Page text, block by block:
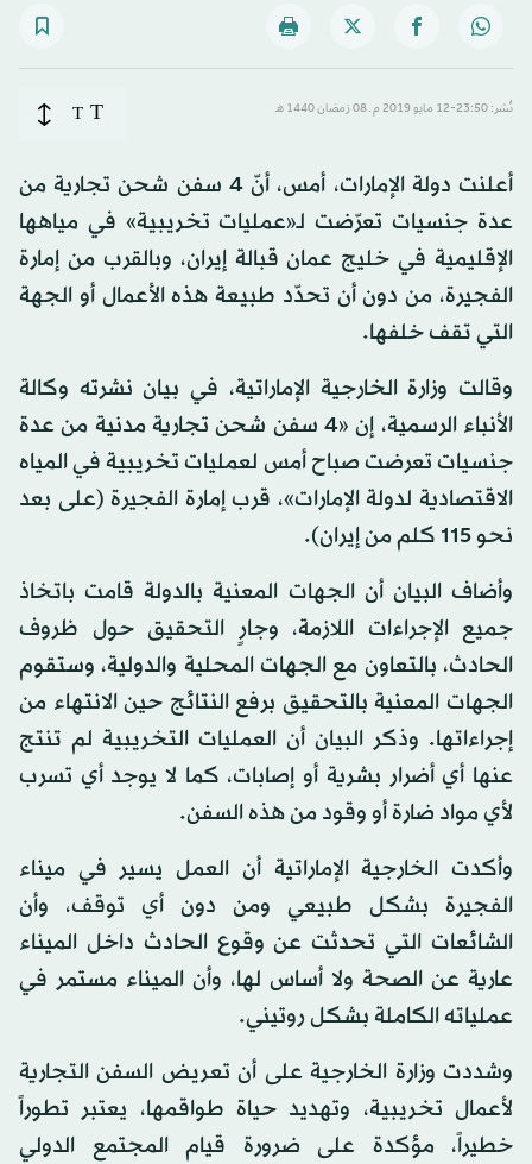
نُشر: 23:50-12 مايو 2019 م ـ 08 رَمضان 1440 هـ T
T
أعلنت دولة الإمارات، أمس، أنّ 4 سفن شحن تجارية من
عدة جنسيات تعرّضت لـ«عمليات تخريبية» في مياهها
الإقليمية في خليج عمان قبالة إيران، وبالقرب من إمارة
الفجيرة، من دون أن تحدّد طبيعة هذه الأعمال أو الجهة
التي تقف خلفها.
وقالت وزارة الخارجية الإماراتية، في بيان نشرته وكالة
الأنباء الرسمية، إن «4 سفن شحن تجارية مدنية من عدة
جنسيات تعرضت صباح أمس لعمليات تخريبية في المياه
الاقتصادية لدولة الإمارات»، قرب إمارة الفجيرة (على بعد
نحو 115 كلم من إيران).
وأضاف البيان أن الجهات المعنية بالدولة قامت باتخاذ
جميع الإجراءات اللازمة، وجارٍ التحقيق حول ظروف
الحادث، بالتعاون مع الجهات المحلية والدولية، وستقوم
الجهات المعنية بالتحقيق برفع النتائج حين الانتهاء من
إجراءاتها. وذكر البيان أن العمليات التخريبية لم تنتج
عنها أي أضرار بشرية أو إصابات، كما لا يوجد أي تسرب
لأي مواد ضارة أو وقود من هذه السفن.
وأكدت الخارجية الإماراتية أن العمل يسير في ميناء
الفجيرة بشكل طبيعي ومن دون أي توقف، وأن
الشائعات التي تحدثت عن وقوع الحادث داخل الميناء
عارية عن الصحة ولا أساس لها، وأن الميناء مستمر في
عملياته الكاملة بشكل روتيني.
وشددت وزارة الخارجية على أن تعريض السفن التجارية
لأعمال تخريبية، وتهديد حياة طواقمها، يعتبر تطوراً
خطيراً، مؤكدة على ضرورة قيام المجتمع الدولي